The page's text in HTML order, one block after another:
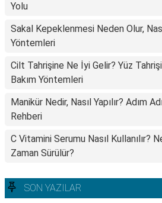
Yolu
Sakal Kepeklenmesi Neden Olur,
Yöntemleri
Cilt Tahrişine Ne İyi Gelir? Yüz
Bakım Yöntemleri
Manikür Nedir, Nasıl Yapılır? Adım
Rehberi
C Vitamini Serumu Nasıl Kullanılır?
Zaman Sürülür?
SON YAZILAR